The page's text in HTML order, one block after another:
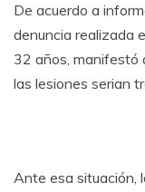
De acuerdo a
denuncia realizada
32 años, manifestó
las lesiones serian
Ante esa situación,